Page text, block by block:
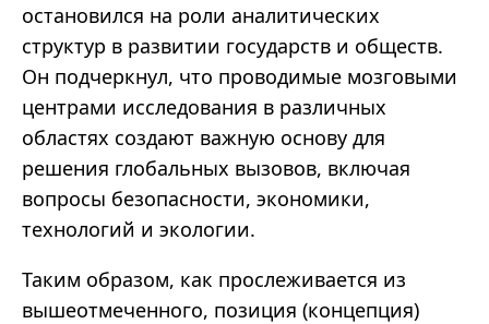
остановился на роли аналитических
структур в развитии государств и обществ.
Он подчеркнул, что проводимые мозговыми
центрами исследования в различных
областях создают важную основу для
решения глобальных вызовов, включая
вопросы безопасности, экономики,
технологий и экологии.
Таким образом, как прослеживается из
вышеотмеченного, позиция (концепция)